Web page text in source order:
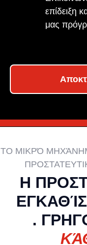
επίδειξη
μας
ΤΟ ΜΙΚΡΌ
Η
.